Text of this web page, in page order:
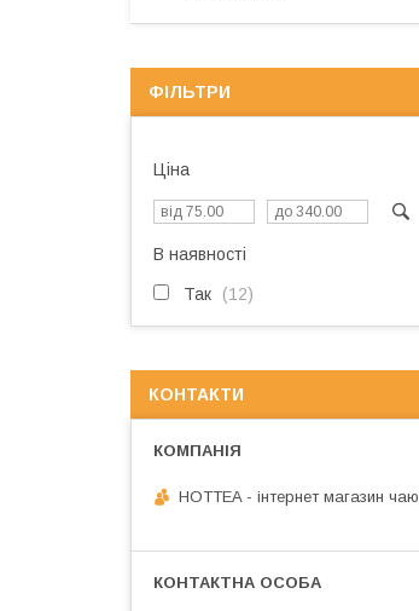
ФІЛЬТРИ
Ціна
В наявності
Так 12
КОНТАКТИ
HOTTEA - інтернет магазин чаю